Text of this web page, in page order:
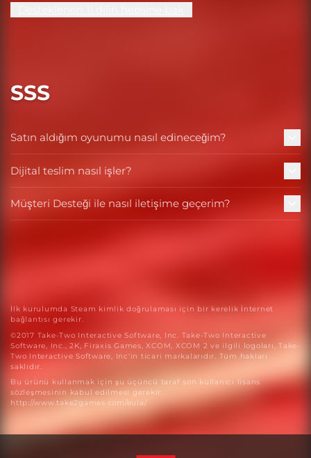
SSS
Satın aldığım oyunumu nasıl edineceğim?
Dijital teslim nasıl işler?
Müşteri Desteği ile nasıl iletişime geçerim?
İlk kurulumda Steam kimlik doğrulaması için bir kerelik İnternet
bağlantısı gerekir.
©2017 Take-Two Interactive Software, Inc. Take-Two Interactive
Software, Inc., 2K, Firaxis Games, XCOM, XCOM 2 ve ilgili logoları, Take-
Two Interactive Software, Inc'in ticari markalarıdır. Tüm hakları
saklıdır.
Bu ürünü kullanmak için şu üçüncü taraf son kullanıcı lisans
sözleşmesinin kabul edilmesi gerekir:
http://www.take2games.com/eula/